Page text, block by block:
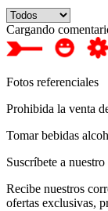
Cargando
Fotos referenciales
Prohibida la venta
Tomar bebidas
Suscríbete a
Recibe nuestros
ofertas exclusivas,